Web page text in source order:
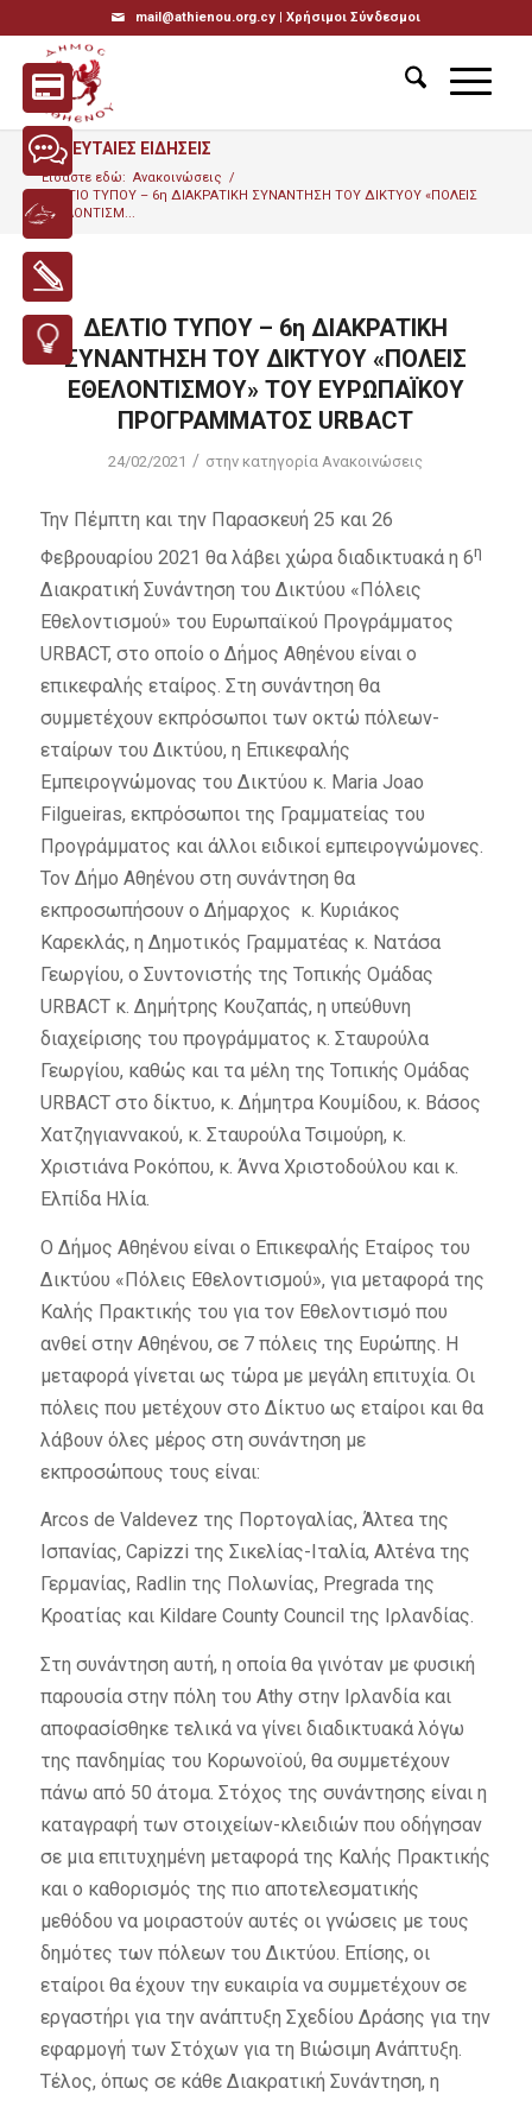
mail@athienou.org.cy | Χρήσιμοι Σύνδεσμοι
ΤΕΛΕΥΤΑΙΕΣ ΕΙΔΗΣΕΙΣ
Είσαστε εδώ: Ανακοινώσεις /
ΔΕΛΤΙΟ ΤΥΠΟΥ – 6η ΔΙΑΚΡΑΤΙΚΗ ΣΥΝΑΝΤΗΣΗ ΤΟΥ ΔΙΚΤΥΟΥ «ΠΟΛΕΙΣ
ΕΘΕΛΟΝΤΙΣΜ...
ΔΕΛΤΙΟ ΤΥΠΟΥ – 6η ΔΙΑΚΡΑΤΙΚΗ
ΣΥΝΑΝΤΗΣΗ ΤΟΥ ΔΙΚΤΥΟΥ «ΠΟΛΕΙΣ
ΕΘΕΛΟΝΤΙΣΜΟΥ» ΤΟΥ ΕΥΡΩΠΑΪΚΟΥ
ΠΡΟΓΡΑΜΜΑΤΟΣ URBACT
24/02/2021 / στην κατηγορίαΑνακοινώσεις
Την Πέμπτη και την Παρασκευή 25 και 26
Φεβρουαρίου 2021 θα λάβει χώρα διαδικτυακά η 6η
Διακρατική Συνάντηση του Δικτύου «Πόλεις
Εθελοντισμού» του Ευρωπαϊκού Προγράμματος
URBACT, στο οποίο ο Δήμος Αθηένου είναι ο
επικεφαλής εταίρος. Στη συνάντηση θα
συμμετέχουν εκπρόσωποι των οκτώ πόλεων-
εταίρων του Δικτύου, η Επικεφαλής
Εμπειρογνώμονας του Δικτύου κ. Maria Joao
Filgueiras, εκπρόσωποι της Γραμματείας του
Προγράμματος και άλλοι ειδικοί εμπειρογνώμονες.
Τον Δήμο Αθηένου στη συνάντηση θα
εκπροσωπήσουν ο Δήμαρχος κ. Κυριάκος
Καρεκλάς, η Δημοτικός Γραμματέας κ. Νατάσα
Γεωργίου, ο Συντονιστής της Τοπικής Ομάδας
URBACT κ. Δημήτρης Κουζαπάς, η υπεύθυνη
διαχείρισης του προγράμματος κ. Σταυρούλα
Γεωργίου, καθώς και τα μέλη της Τοπικής Ομάδας
URBACT στο δίκτυο, κ. Δήμητρα Κουμίδου, κ. Βάσος
Χατζηγιαννακού, κ. Σταυρούλα Τσιμούρη, κ.
Χριστιάνα Ροκόπου, κ. Άννα Χριστοδούλου και κ.
Ελπίδα Ηλία.
Ο Δήμος Αθηένου είναι ο Επικεφαλής Εταίρος του
Δικτύου «Πόλεις Εθελοντισμού», για μεταφορά της
Καλής Πρακτικής του για τον Εθελοντισμό που
ανθεί στην Αθηένου, σε 7 πόλεις της Ευρώπης. Η
μεταφορά γίνεται ως τώρα με μεγάλη επιτυχία. Οι
πόλεις που μετέχουν στο Δίκτυο ως εταίροι και θα
λάβουν όλες μέρος στη συνάντηση με
εκπροσώπους τους είναι:
Arcos de Valdevez της Πορτογαλίας, Άλτεα της
Ισπανίας, Capizzi της Σικελίας-Ιταλία, Αλτένα της
Γερμανίας, Radlin της Πολωνίας, Pregrada της
Κροατίας και Kildare County Council της Ιρλανδίας.
Στη συνάντηση αυτή, η οποία θα γινόταν με φυσική
παρουσία στην πόλη του Athy στην Ιρλανδία και
αποφασίσθηκε τελικά να γίνει διαδικτυακά λόγω
της πανδημίας του Κορωνοϊού, θα συμμετέχουν
πάνω από 50 άτομα. Στόχος της συνάντησης είναι η
καταγραφή των στοιχείων-κλειδιών που οδήγησαν
σε μια επιτυχημένη μεταφορά της Καλής Πρακτικής
και ο καθορισμός της πιο αποτελεσματικής
μεθόδου να μοιραστούν αυτές οι γνώσεις με τους
δημότες των πόλεων του Δικτύου. Επίσης, οι
εταίροι θα έχουν την ευκαιρία να συμμετέχουν σε
εργαστήρι για την ανάπτυξη Σχεδίου Δράσης για την
εφαρμογή των Στόχων για τη Βιώσιμη Ανάπτυξη.
Τέλος, όπως σε κάθε Διακρατική Συνάντηση, η